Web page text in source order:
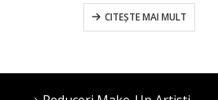
a
fost:
este:
2.99 lei.
CITEȘTE MAI MULT